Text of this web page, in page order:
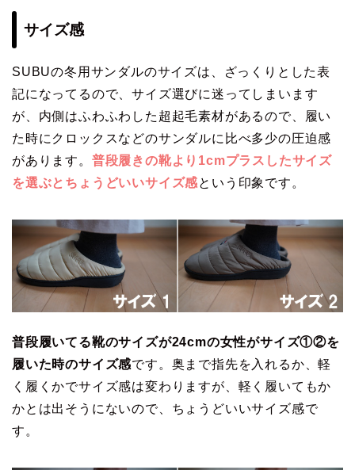
サイズ感
SUBUの冬用サンダルのサイズは、ざっくりとした表
記になってるので、サイズ選びに迷ってしまいます
が、内側はふわふわした超起毛素材があるので、履い
た時にクロックスなどのサンダルに比べ多少の圧迫感
があります。 普段履きの靴より1cmプラスしたサイズ
を選ぶとちょうどいいサイズ感という印象です。
普段履いてる靴のサイズが24cmの女性がサイズ①②を
履いた時のサイズ感です。奥まで指先を入れるか、軽
く履くかでサイズ感は変わりますが、軽く履いてもか
かとは出そうにないので、ちょうどいいサイズ感で
す。